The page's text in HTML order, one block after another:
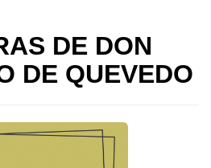
DE DON
DE QUEVEDO